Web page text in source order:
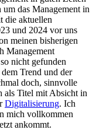
das Management in
die aktuellen
und 2024 vor uns
meinen bisherigen
Management
nicht gefunden
Trend und der
doch, sinnvolle
als Titel mit Absicht in
Digitalisierung. Ich
mich vollkommen
ankommt.